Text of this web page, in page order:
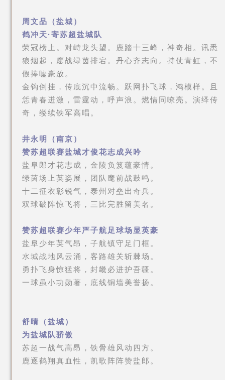
周文品（盐城）
鹤冲天·寄苏超盐城队
荣冠榜上。对峙龙头望。鹿踏十三峰，神奇相。讯悉
狼烟起，鏖战绿茵排宕。丹心齐志向。持仗青虹，不
假捧嘘豪放。
金钩倒挂，传底沉中流畅。跃网扑飞球，鸿模样。且
恁青春迸激，雷霆动，呼声浪。燃情同嘹亮。演绎传
奇，缕续铁军高唱。
井永明（南京）
赞苏超联赛盐城才俊花志成兴吟
盐阜郎才花志成，金陵负笈蕴豪情。
绿茵场上英姿展，团队麾前战鼓鸣。
十二征衣彰锐气，泰州对垒出奇兵。
双球破阵惊飞将，三比完胜留美名。
赞苏超联赛少年严子航足球场显英豪
盐阜少年英气昂，子航镇守足门框。
水城战地风云涌，客路雄关斩棘场。
勇扑飞身惊猛将，封畿必进护吾疆。
一球虽小功勋著，底线铜墙美誉扬。
舒晴（盐城）
为盐城队骄傲
苏超一战气高昂，铁骨雄风动四方。
鹿逐鹤翔真血性，凯歌阵阵赞盐郎。